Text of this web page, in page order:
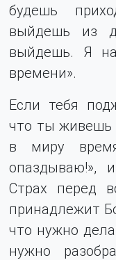
будешь
выйдешь из
выйдешь. Я
времени».
Если тебя
что ты живешь
в миру
опаздываю!»,
Страх перед
принадлежит
что нужно
нужно